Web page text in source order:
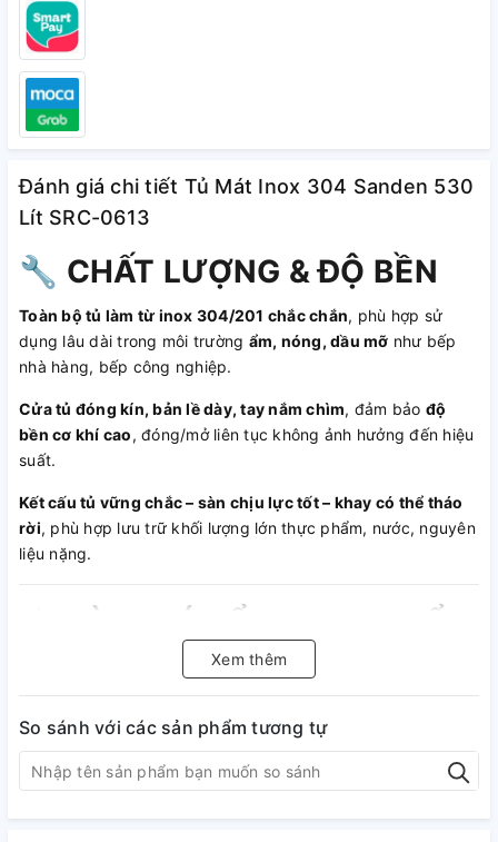
Đánh giá chi tiết Tủ Mát Inox 304 Sanden 530
Lít SRC-0613
🔧 CHẤT LƯỢNG & ĐỘ BỀN
Toàn bộ tủ làm từ inox 304/201 chắc chắn, phù hợp sử
dụng lâu dài trong môi trường ẩm, nóng, dầu mỡ như bếp
nhà hàng, bếp công nghiệp.
Cửa tủ đóng kín, bản lề dày, tay nắm chìm, đảm bảo độ
bền cơ khí cao, đóng/mở liên tục không ảnh hưởng đến hiệu
suất.
Kết cấu tủ vững chắc – sàn chịu lực tốt – khay có thể tháo
rời, phù hợp lưu trữ khối lượng lớn thực phẩm, nước, nguyên
liệu nặng.
THỊ RÕ RÀNG
khiển kỹ thuật số, cómàn hình LED hiển thị nhiệt độ chính
xác theo thời gian thực
Xem thêm
So sánh với các sản phẩm tương tự